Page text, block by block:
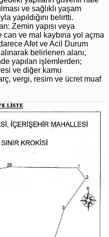
ve sağlıklı yaşam
yapıldığını belirtti.
Zemin yapısı veya
ve mal kaybına yol açma
Afet ve Acil Durum
belirlenen alanı,
yapılan işlemlerden;
ve diğer kamu
vergi, resim ve ücret muaf